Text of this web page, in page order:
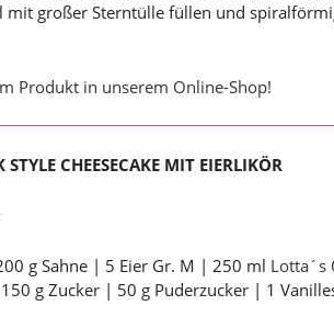
mit großer Sterntülle füllen und
Produkt in unserem Online-Shop!
STYLE CHEESECAKE MIT EIERLIKÖR
g Sahne | 5 Eier Gr. M | 250 ml Lotta´s
g Zucker | 50 g Puderzucker | 1